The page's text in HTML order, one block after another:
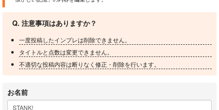
Q. 注意事項はありますか？
一度投稿したインプレは削除できません。
タイトルと点数は変更できません。
不適切な投稿内容は断りなく修正・削除を行います。
お名前